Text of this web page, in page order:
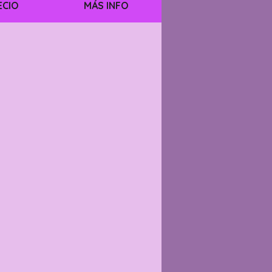
MÁS INFO